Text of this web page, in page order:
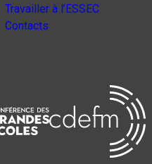
Travailler à l’ESSEC
Contacts